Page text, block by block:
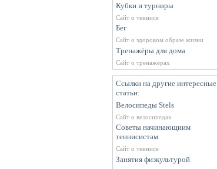
Кубки и турниры
Сайт о теннисе
Бег
Сайт о здоровом образе жизни
Тренажёры для дома
Сайт о тренажёрах
Ссылки на другие интересные
статьи:
Велосипеды Stels
Сайт о велосипедах
Советы начинающиим
теннисистам
Сайт о теннисе
Занятия физкультурой